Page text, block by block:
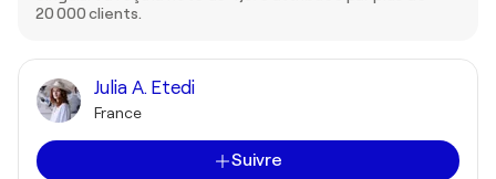
20 000 clients.
Julia A. Etedi
France
Suivre